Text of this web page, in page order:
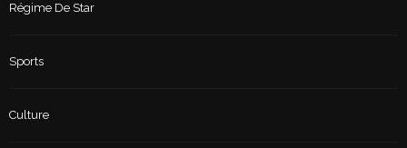
Régime De Star
Sports
Culture